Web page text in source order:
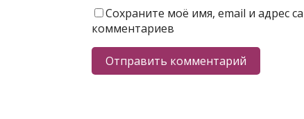
Сохраните моё имя, email и адрес
комментариев